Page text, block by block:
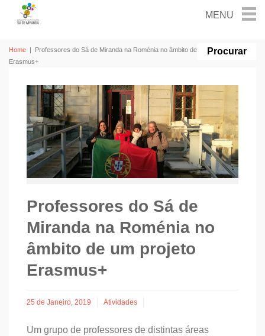
Home | Professores do Sá de Miranda na Roménia no âmbito de um projeto
Erasmus+
Professores do Sá de
Miranda na Roménia no
âmbito de um projeto
Erasmus+
25 de Janeiro, 2019 Atividades
Um grupo de professores de distintas áreas